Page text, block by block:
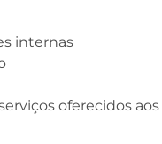
internas
oferecidos aos